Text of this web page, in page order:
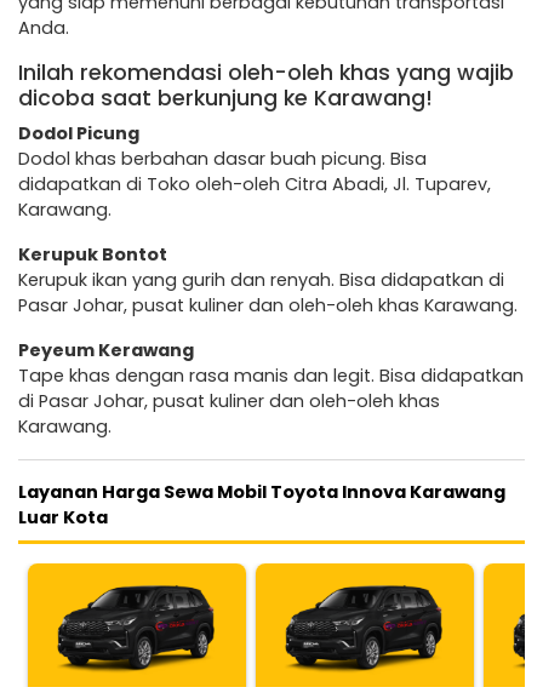
Anda.
Inilah rekomendasi oleh-oleh khas yang wajib
dicoba saat berkunjung ke Karawang!
Dodol Picung
Dodol khas berbahan dasar buah picung. Bisa
didapatkan di Toko oleh-oleh Citra Abadi, Jl. Tuparev,
Karawang.
Kerupuk Bontot
Kerupuk ikan yang gurih dan renyah. Bisa didapatkan di
Pasar Johar, pusat kuliner dan oleh-oleh khas Karawang.
Peyeum Kerawang
Tape khas dengan rasa manis dan legit. Bisa didapatkan
di Pasar Johar, pusat kuliner dan oleh-oleh khas
Karawang.
Layanan Harga Sewa Mobil Toyota Innova Karawang
Luar Kota